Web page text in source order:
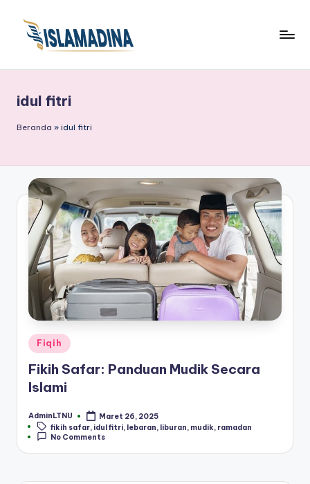
idul fitri
Beranda » idul fitri
Posted
in
Fiqih
Fikih Safar: Panduan Mudik Secara
Islami
Posted
by
AdminLTNU
Maret 26, 2025
Tags:fikih safar idul fitri lebaran liburan mudik ramadan
No Comments